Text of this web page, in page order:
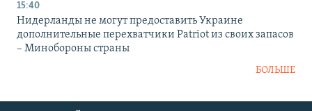
15:40
Нидерланды не могут предоставить Украине
дополнительные перехватчики Patriot из своих запасов
– Минобороны страны
БОЛЬШЕ